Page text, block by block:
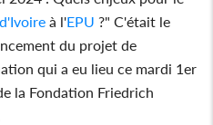
à l'EPU ?" C'était le
du projet de
qui a eu lieu ce mardi 1er
la Fondation Friedrich